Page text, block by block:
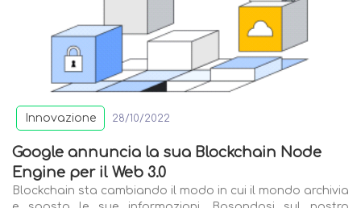
Innovazione 28/10/2022
Google annuncia la sua Blockchain Node
Engine per il Web 3.0
Blockchain sta cambiando il modo in cui il mondo archivia